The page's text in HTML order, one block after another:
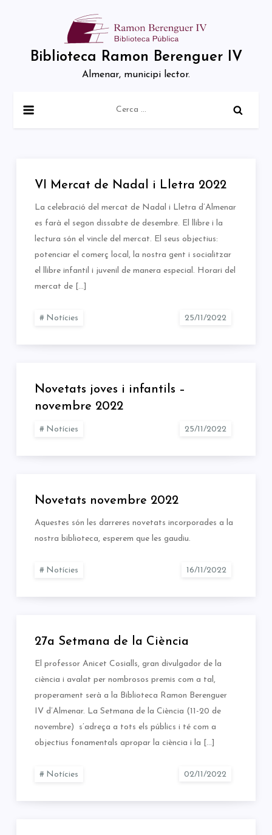
Biblioteca Ramon Berenguer IV
Almenar, municipi lector.
VI Mercat de Nadal i Lletra 2022
La celebració del mercat de Nadal i Lletra d’Almenar
es farà el segon dissabte de desembre. El llibre i la
lectura són el vincle del mercat. El seus objectius:
potenciar el comerç local, la nostra gent i socialitzar
el llibre infantil i juvenil de manera especial. Horari del
mercat de […]
Notícies
Novetats joves i infantils –
novembre 2022
Notícies
Novetats novembre 2022
Aquestes són les darreres novetats incorporades a la
nostra biblioteca, esperem que les gaudiu.
Notícies
27a Setmana de la Ciència
El professor Anicet Cosialls, gran divulgador de la
ciència i avalat per nombrosos premis com a tal,
properament serà a la Biblioteca Ramon Berenguer
IV d’Almenar. La Setmana de la Ciència (11-20 de
novembre) s’adreça a tots els públics i té com a
objectius fonamentals apropar la ciència i la […]
Notícies